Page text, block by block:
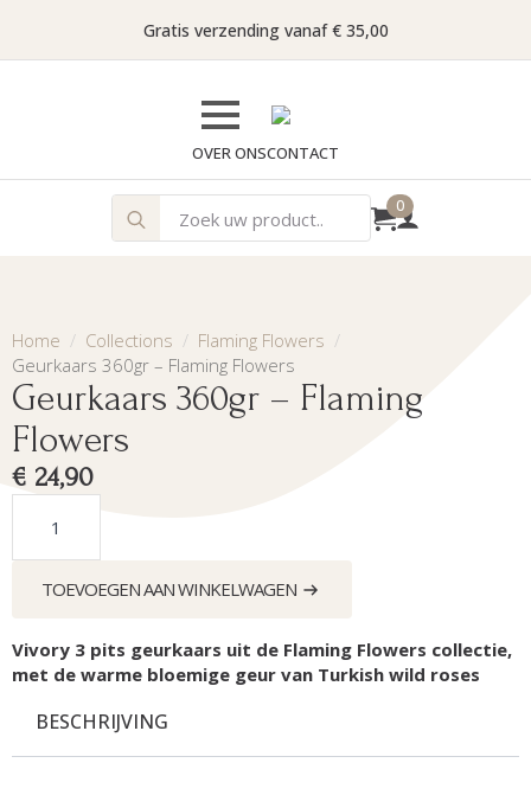
Gratis verzending vanaf € 35,00
OVER ONSCONTACT
Search
for:
0
Home Collections
Flaming Flowers
Geurkaars 360gr – Flaming Flowers
Geurkaars 360gr – Flaming
Flowers
€ 24,90
Geurkaars
360gr
Flaming
aantalTOEVOEGEN AAN WINKELWAGEN
Vivory 3 pits geurkaars uit de Flaming Flowers collectie,
met de warme bloemige geur van Turkish wild roses
BESCHRIJVING